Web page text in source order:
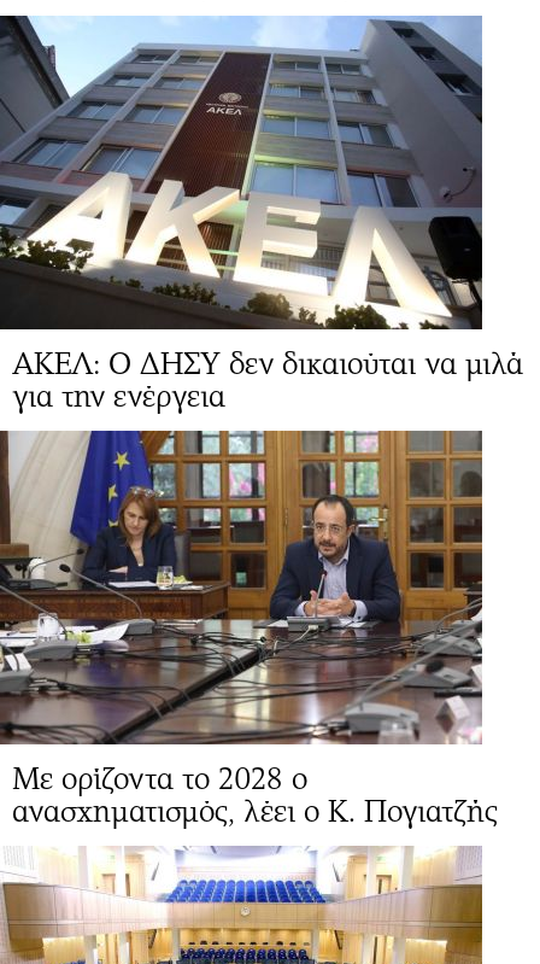
ΑΚΕΛ: Ο ΔΗΣΥ δεν δικαιούται να μιλά
για την ενέργεια
Mε ορίζοντα το 2028 ο
ανασχηματισμός, λέει ο Κ. Πογιατζής